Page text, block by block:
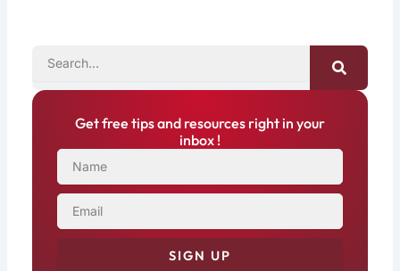
Get free tips and resources right in your
inbox !
NAME
EMAIL
SIGN UP